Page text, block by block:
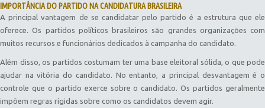
IMPORTÂNCIA DO PARTIDO NA CANDIDATURA BRASILEIRA
A principal vantagem de se candidatar pelo partido é a estrutura que ele
oferece. Os partidos políticos brasileiros são grandes organizações com
muitos recursos e funcionários dedicados à campanha do candidato.
Além disso, os partidos costumam ter uma base eleitoral sólida, o que pode
ajudar na vitória do candidato. No entanto, a principal desvantagem é o
controle que o partido exerce sobre o candidato. Os partidos geralmente
impõem regras rígidas sobre como os candidatos devem agir.